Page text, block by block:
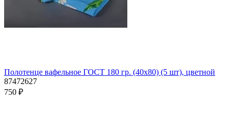
Полотенце вафельное ГОСТ 180 гр. (40х80) (5 шт), цветной
87472627
750 ₽